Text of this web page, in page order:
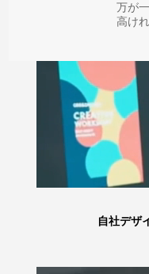
万が
高け
自社デザ